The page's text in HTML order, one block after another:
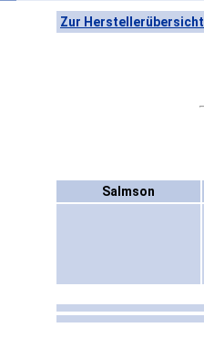
Zur Herstellerübersicht
Salmson